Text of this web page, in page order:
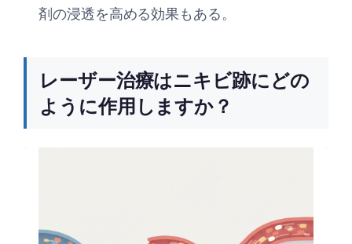
剤の浸透を高める効果もある。
レーザー治療はニキビ跡にどの
ように作用しますか？